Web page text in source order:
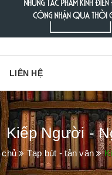
LIÊN HỆ
Kiếp Người -
chủ Tạp bút - tản văn